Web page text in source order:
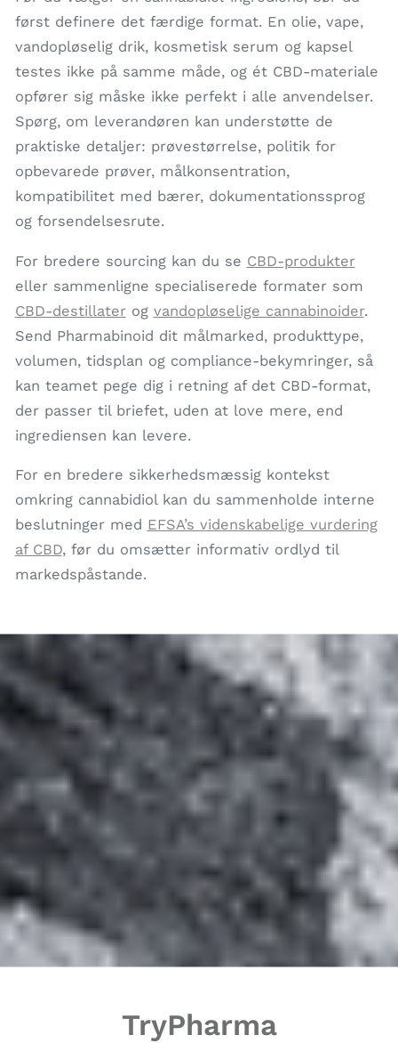
først definere det færdige format. En olie, vape,
vandopløselig drik, kosmetisk serum og kapsel
testes ikke på samme måde, og ét CBD-materiale
opfører sig måske ikke perfekt i alle anvendelser.
Spørg, om leverandøren kan understøtte de
praktiske detaljer: prøvestørrelse, politik for
opbevarede prøver, målkonsentration,
kompatibilitet med bærer, dokumentationssprog
og forsendelsesrute.
For bredere sourcing kan du se CBD-produkter
eller sammenligne specialiserede formater som
CBD-destillaterog vandopløselige cannabinoider.
Send Pharmabinoid dit målmarked, produkttype,
volumen, tidsplan og compliance-bekymringer, så
kan teamet pege dig i retning af det CBD-format,
der passer til briefet, uden at love mere, end
ingrediensen kan levere.
For en bredere sikkerhedsmæssig kontekst
omkring cannabidiol kan du sammenholde interne
beslutninger med EFSA’s videnskabelige vurdering
af CBD, før du omsætter informativ ordlyd til
markedspåstande.
TryPharma